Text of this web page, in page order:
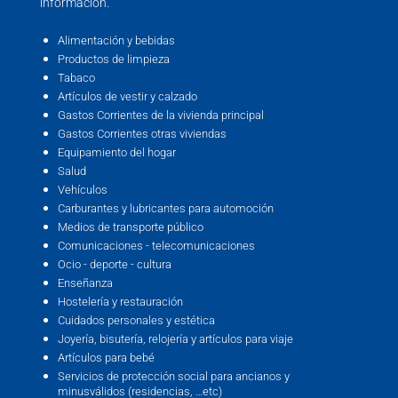
Alimentación y bebidas
Productos de limpieza
Tabaco
Artículos de vestir y calzado
Gastos Corrientes de la vivienda principal
Gastos Corrientes otras viviendas
Equipamiento del hogar
Salud
Vehículos
Carburantes y lubricantes para automoción
Medios de transporte público
Comunicaciones - telecomunicaciones
Ocio - deporte - cultura
Enseñanza
Hostelería y restauración
Cuidados personales y estética
Joyería, bisutería, relojería y artículos para viaje
Artículos para bebé
Servicios de protección social para ancianos y
minusválidos (residencias, …etc)